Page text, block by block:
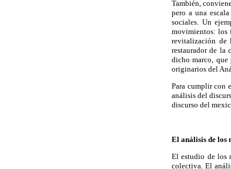
También,
pero a una
sociales. Un
movimientos: los
revitalización de
restaurador de la
dicho marco,
originarios del
Para cumplir con
análisis del
discurso del
El análisis de los
El estudio de los
colectiva. El